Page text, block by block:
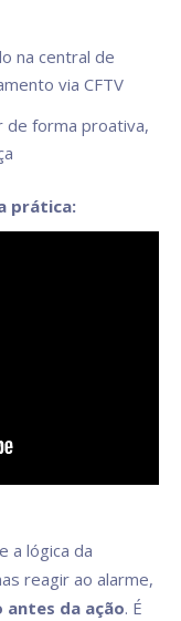
na central de
via CFTV
de forma proativa,
prática:
a lógica da
reagir ao alarme,
da ação. É